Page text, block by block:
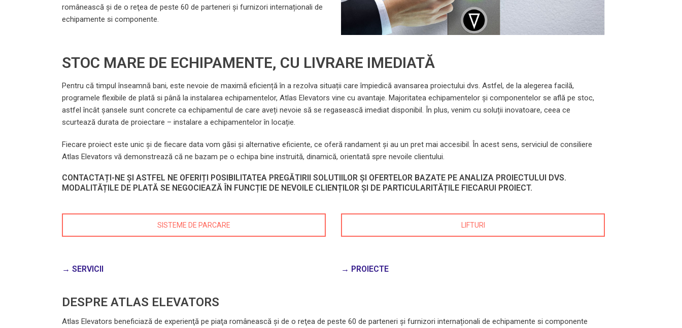
românească şi de o reţea de peste 60 de parteneri și furnizori internaționali de
echipamente si componente.
STOC MARE DE ECHIPAMENTE, CU LIVRARE IMEDIATĂ
Pentru că timpul înseamnă bani, este nevoie de maximă eficiență în a rezolva situații care împiedică avansarea proiectului dvs. Astfel, de la alegerea facilă,
programele flexibile de plată si până la instalarea echipamentelor, Atlas Elevators vine cu avantaje. Majoritatea echipamentelor și componentelor se află pe stoc,
astfel încât șansele sunt concrete ca echipamentul de care aveți nevoie să se regasească imediat disponibil. În plus, venim cu soluții inovatoare, ceea ce
scurtează durata de proiectare – instalare a echipamentelor în locație.
Fiecare proiect este unic și de fiecare data vom găsi și alternative eficiente, ce oferă randament și au un pret mai accesibil. În acest sens, serviciul de consiliere
Atlas Elevators vă demonstrează că ne bazam pe o echipa bine instruită, dinamică, orientată spre nevoile clientului.
CONTACTAȚI-NE ȘI ASTFEL NE OFERIȚI POSIBILITATEA PREGĂTIRII SOLUTIILOR ȘI OFERTELOR BAZATE PE ANALIZA PROIECTULUI DVS.
MODALITĂȚILE DE PLATĂ SE NEGOCIEAZĂ ÎN FUNCȚIE DE NEVOILE CLIENȚILOR ȘI DE PARTICULARITĂȚILE FIECARUI PROIECT.
SISTEME DE PARCARE LIFTURI
→ SERVICII → PROIECTE
DESPRE ATLAS ELEVATORS
Atlas Elevators beneficiază de experienţă pe piaţa românească şi de o reţea de peste 60 de parteneri și furnizori internaționali de echipamente si componente